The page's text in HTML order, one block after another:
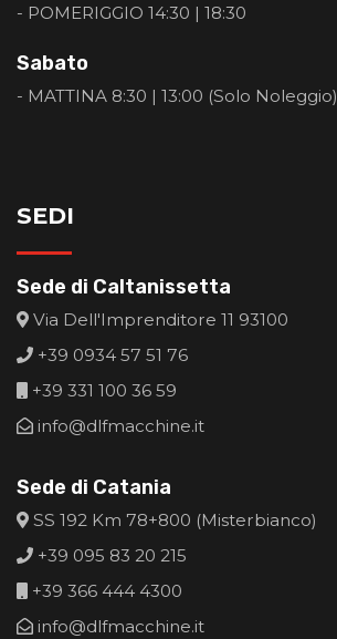
- POMERIGGIO 14:30 | 18:30
Sabato
- MATTINA 8:30 | 13:00 (Solo Noleggio)
SEDI
Sede di Caltanissetta
Via Dell'Imprenditore 11 93100
+39 0934 57 51 76
+39 331 100 36 59
info@dlfmacchine.it
Sede di Catania
SS 192 Km 78+800 (Misterbianco)
+39 095 83 20 215
+39 366 444 4300
info@dlfmacchine.it